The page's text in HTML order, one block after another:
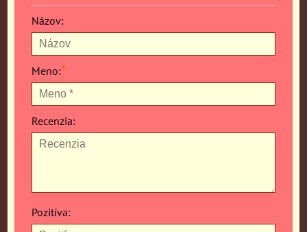
Názov:
Meno:*
Recenzia:
Pozitíva: